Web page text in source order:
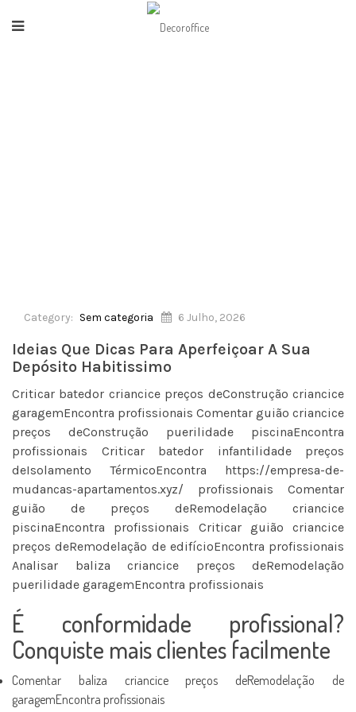
Category: Sem categoria 6 Julho, 2026
Ideias Que Dicas Para Aperfeiçoar A Sua
Depósito Habitissimo
Criticar batedor criancice preços deConstrução criancice
garagemEncontra profissionais Comentar guião criancice
preços deConstrução puerilidade piscinaEncontra
profissionais Criticar batedor infantilidade preços
deIsolamento TérmicoEncontra https://empresa-de-
mudancas-apartamentos.xyz/ profissionais Comentar
guião de preços deRemodelação criancice
piscinaEncontra profissionais Criticar guião criancice
preços deRemodelação de edifícioEncontra profissionais
Analisar baliza criancice preços deRemodelação
puerilidade garagemEncontra profissionais
É conformidade profissional?
Conquiste mais clientes facilmente
Comentar baliza criancice preços deRemodelação de
garagemEncontra profissionais